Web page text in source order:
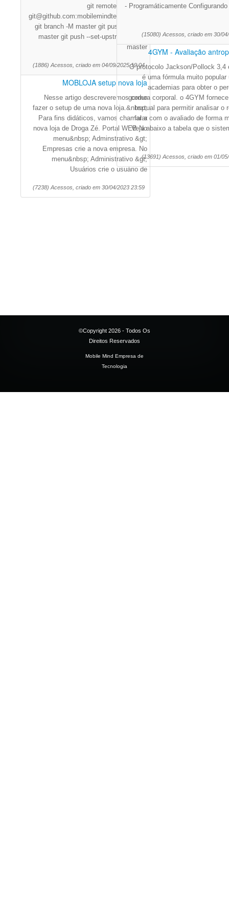
git remote add origin
git@github.com:mobilemindtec/flutils.git
git branch -M master git push -u origin
master git push --set-upstream origin
master
(1886) Acessos, criado em 04/09/2025 19:04
MOBLOJA setup nova loja
Nesse artigo descreveremos como
fazer o setup de uma nova loja.&nbsp;
Para fins didáticos, vamos chamar a
nova loja de Droga Zé. Portal WEB No
menu&nbsp; Adminstrativo &gt;
Empresas crie a nova empresa. No
menu&nbsp; Administrativo &gt;
Usuários crie o usuário de
(7238) Acessos, criado em 30/04/2023 23:59
- Programáticamente
(15080) Acessos, criado em 30/
4GYM - Avaliação
O protocolo Jackson/Pollock 3,4
é uma fórmula muito popular
academias para obter o
gordura corporal. o 4GYM
textual para permitir analisar o
falar com o avaliado de forma
Veja abaixo a tabela que o
(13691) Acessos, criado em 01/
©Copyright 2026 - Todos Os
Direitos Reservados
Mobile Mind Empresa de
Tecnologia